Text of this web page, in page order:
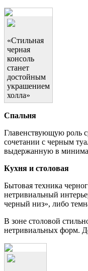
«Стильная
черная
консоль
станет
достойным
украшением
холла»
Спальня
Главенствующую роль
сочетании с черным
выдержанную в
Кухня и столовая
Бытовая техника
нетривиальный
черный низ», либо
В зоне столовой
нетривиальных форм.